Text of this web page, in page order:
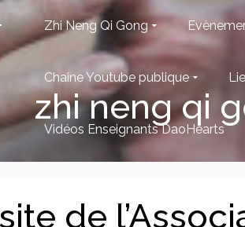
Zhi Neng Qi Gong
Chaine Youtube publique
Vidéos Enseignants DaoHearts
zhi neng qi
de